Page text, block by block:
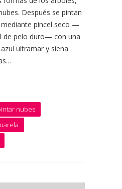
Después se pintan
pincel seco —
de pelo duro— con una
ultramar y siena
nubes